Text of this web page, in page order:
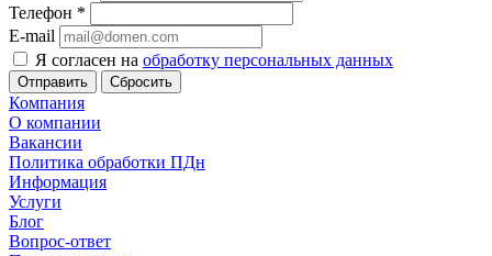
Телефон *
E-mail
Я согласен на обработку персональных данных
Сбросить
Компания
О компании
Вакансии
Политика обработки ПДн
Информация
Услуги
Блог
Вопрос-ответ